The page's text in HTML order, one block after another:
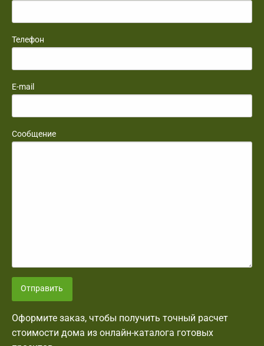
Телефон
E-mail
Сообщение
Отправить
Оформите заказ, чтобы получить точный расчет
стоимости дома из онлайн-каталога готовых